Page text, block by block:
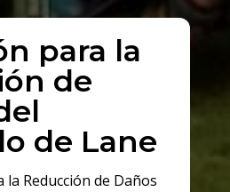
para la
de
de Lane
la Reducción de Daños